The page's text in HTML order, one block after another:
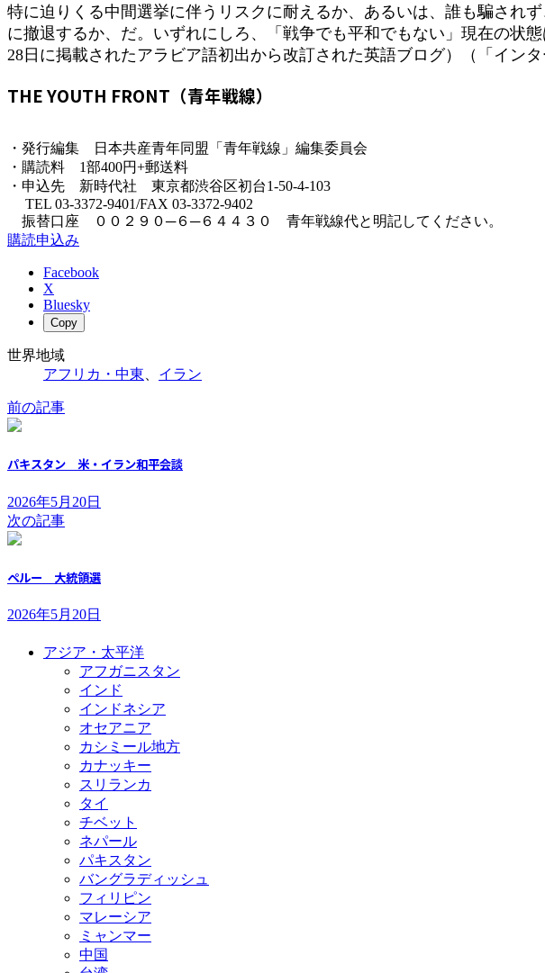
特に迫りくる中間選挙に伴うリスクに耐えるか、あるいは、誰も騙され
に撤退するか、だ。いずれにしろ、「戦争でも平和でもない」現在の状
28日に掲載されたアラビア語初出から改訂された英語ブログ）（「イン
THE YOUTH FRONT（青年戦線）
・発行編集 日本共産青年同盟「青年戦線」編集委員会
・購読料 1部400円+郵送料
・申込先 新時代社 東京都渋谷区初台1-50-4-103
TEL 03-3372-9401/FAX 03-3372-9402
振替口座 ００２９０─６─６４４３０ 青年戦線代と明記してください。
購読申込み
Facebook
X
Bluesky
Copy
世界地域
アフリカ・中東
イラン
前の記事
パキスタン 米・イラン和平会談
2026年5月20日
次の記事
ペルー 大統領選
2026年5月20日
アジア・太平洋
アフガニスタン
インド
インドネシア
オセアニア
カシミール地方
カナッキー
スリランカ
タイ
チベット
ネパール
パキスタン
バングラディッシュ
フィリピン
マレーシア
ミャンマー
中国